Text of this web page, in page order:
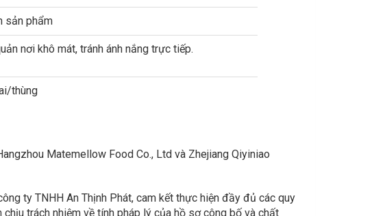
sản phẩm
nơi khô mát, tránh ánh nắng trực tiếp.
thùng
Matemellow Food Co., Ltd và Zhejiang Qiyiniao
ty TNHH An Thịnh Phát, cam kết thực hiện đầy đủ các quy
trách nhiệm về tính pháp lý của hồ sơ công bố và chất